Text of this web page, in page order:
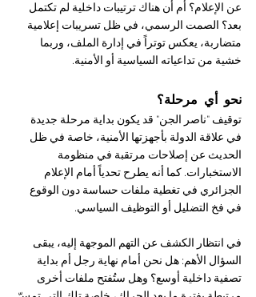
عن الإعلام؟ أم أن هناك ترتيبات داخلية لم تكتمل
بعد؟ الصمت الرسمي، في ظل تسريبات إعلامية
متضاربة، يعكس توتراً في إدارة الملف، وربما
خشية من تداعياته السياسية أو الأمنية.
نحو أي مرحلة؟
توقيف "ناصر الجن" قد يكون بداية مرحلة جديدة
في علاقة الدولة بأجهزتها الأمنية، خاصة في ظل
الحديث عن إصلاحات مرتقبة في منظومة
الاستخبارات. كما أنه يطرح تحدياً أمام الإعلام
الجزائري في تغطية ملفات حساسة دون الوقوع
في فخ التضليل أو التوظيف السياسي.
في انتظار الكشف عن التهم الموجهة إليه، يبقى
السؤال الأهم: هل نحن أمام نهاية رجل أم بداية
تصفية داخلية أوسع؟ وهل ستُفتح ملفات أخرى